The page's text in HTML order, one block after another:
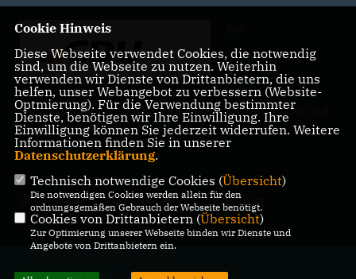
Landtagsabgeordnete Barbara Richstein präsentiert sich und
ihre politischen Ziele.
IMPRESSUM DATENSCHUTZ KONTAKT
Alle Rechte vorbehalten.
Cookie Hinweis
Diese Webseite verwendet Cookies, die notwendig
sind, um die Webseite zu nutzen. Weiterhin
verwenden wir Dienste von Drittanbietern, die uns
helfen, unser Webangebot zu verbessern (Website-
Optmierung). Für die Verwendung bestimmter
Dienste, benötigen wir Ihre Einwilligung. Ihre
Einwilligung können Sie jederzeit widerrufen. Weitere
Informationen finden Sie in unserer
Datenschutzerklärung.
Technisch notwendige Cookies (Übersicht)
Die notwendigen Cookies werden allein für den
ordnungsgemäßen Gebrauch der Webseite benötigt.
Cookies von Drittanbietern (Übersicht)
Zur Optimierung unserer Webseite binden wir Dienste und
Angebote von Drittanbietern ein.